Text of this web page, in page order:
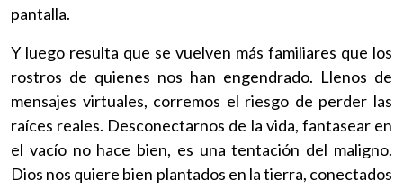
pantalla.
Y luego resulta que se vuelven más familiares que los
rostros de quienes nos han engendrado. Llenos de
mensajes virtuales, corremos el riesgo de perder las
raíces reales. Desconectarnos de la vida, fantasear en
el vacío no hace bien, es una tentación del maligno.
Dios nos quiere bien plantados en la tierra, conectados